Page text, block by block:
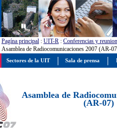
Pagína principal : UIT-R : Conferencias y
Asamblea de Radiocomunicaciones 2007 (AR-
Asamblea de
(AR-07)
Sectores de la UIT Sala de prensa